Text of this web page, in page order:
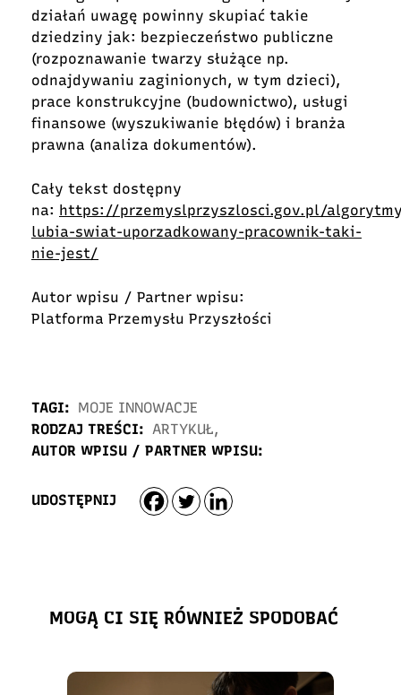
działań uwagę powinny skupiać takie
dziedziny jak: bezpieczeństwo publiczne
(rozpoznawanie twarzy służące np.
odnajdywaniu zaginionych, w tym dzieci),
prace konstrukcyjne (budownictwo), usługi
finansowe (wyszukiwanie błędów) i branża
prawna (analiza dokumentów).
Cały tekst dostępny
na: https://przemyslprzyszlosci.gov.pl/
lubia-swiat-uporzadkowany-pracownik-taki-
nie-jest/
Autor wpisu / Partner wpisu:
Platforma Przemysłu Przyszłości
TAGI: MOJE INNOWACJE
RODZAJ TREŚCI: ARTYKUŁ,
AUTOR WPISU / PARTNER WPISU:
UDOSTĘPNIJ
MOGĄ CI SIĘ RÓWNIEŻ SPODOBAĆ